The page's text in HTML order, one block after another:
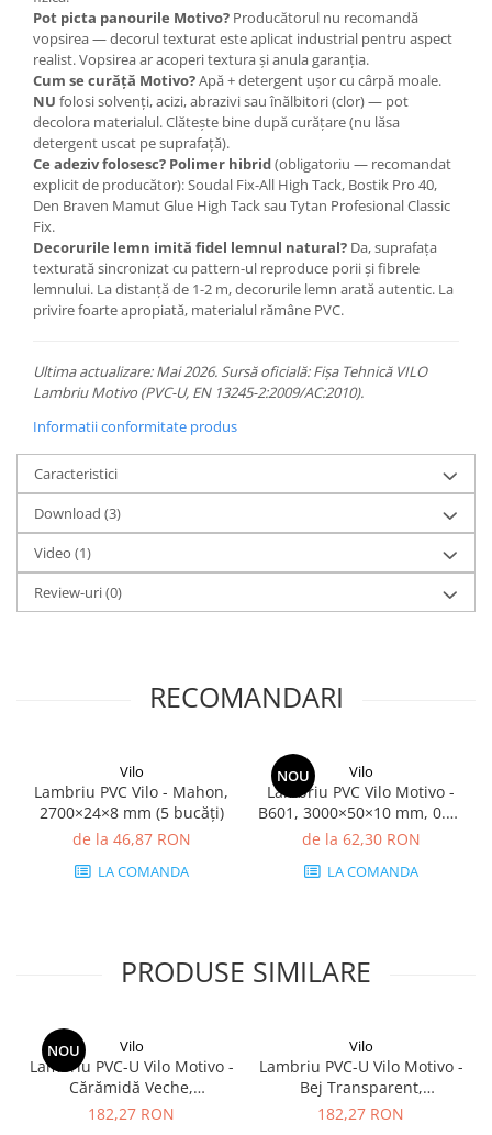
Pot picta panourile Motivo? Producătorul nu recomandă
vopsirea — decorul texturat este aplicat industrial pentru aspect
realist. Vopsirea ar acoperi textura și anula garanția.
Cum se curăță Motivo?Apă + detergent ușor cu cârpă moale.
NU folosi solvenți, acizi, abrazivi sau înălbitori (clor) — pot
decolora materialul. Clătește bine după curățare (nu lăsa
detergent uscat pe suprafață).
Ce adeziv folosesc? Polimer hibrid(obligatoriu — recomandat
explicit de producător): Soudal Fix-All High Tack, Bostik Pro 40,
Den Braven Mamut Glue High Tack sau Tytan Profesional Classic
Fix.
Decorurile lemn imită fidel lemnul natural? Da, suprafața
texturată sincronizat cu pattern-ul reproduce porii și fibrele
lemnului. La distanță de 1-2 m, decorurile lemn arată autentic. La
privire foarte apropiată, materialul rămâne PVC.
Ultima actualizare: Mai 2026. Sursă oficială: Fișa Tehnică VILO
Lambriu Motivo (PVC-U, EN 13245-2:2009/AC:2010).
Informatii conformitate produs
Caracteristici
Download (3)
Video (1)
Review-uri(0)
RECOMANDARI
Vilo
Lambriu PVC Vilo - Mahon,
2700×24×8 mm (5 bucăți)
de la 46,87 RON
LA COMANDA
NOU Vilo
Lambriu PVC Vilo Motivo -
B601, 3000×50×10 mm, 0.75
mp/cutie (5 bucăți)
de la 62,30 RON
LA COMANDA
PRODUSE SIMILARE
NOU Vilo
Lambriu PVC-U Vilo Motivo -
Cărămidă Veche,
2650×250×8 mm, 2.65
182,27 RON
Vilo
Lambriu PVC-U Vilo Motivo -
Bej Transparent,
2650×250×8 mm, 2.65
182,27 RON